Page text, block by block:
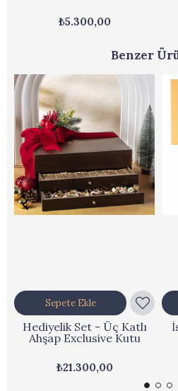
₺5.300,00
Benzer
Hediyelik Set - Üç Katlı
Ahşap Exclusive Kutu
₺21.300,00
Sepete Ekle